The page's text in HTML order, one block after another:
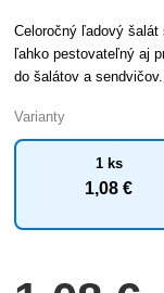
Celoročný ľadový
ľahko pestovateľný aj
do šalátov a sendvičov.
Varianty
1 ks
1,08 €